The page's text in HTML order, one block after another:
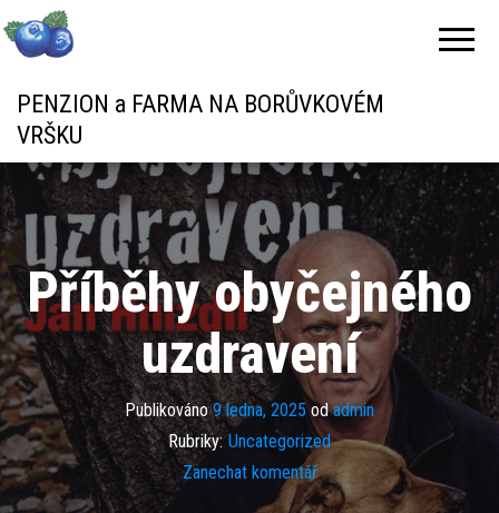
PENZION a FARMA NA BORŮVKOVÉM
VRŠKU
Příběhy obyčejného
uzdravení
Publikováno9 ledna, 2025odadmin
Rubriky: Uncategorized
Zanechat komentář